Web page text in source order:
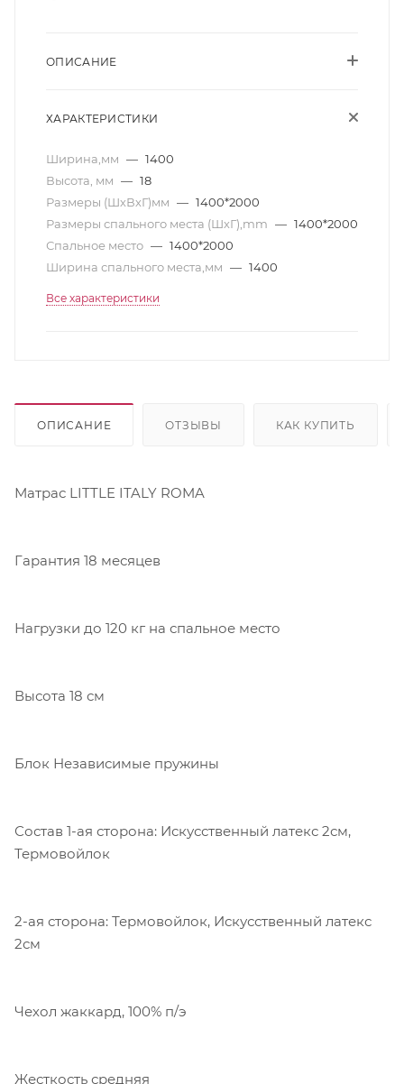
ОПИСАНИЕ
ХАРАКТЕРИСТИКИ
Ширина,мм — 1400
Высота, мм — 18
Размеры (ШхВхГ)мм — 1400*2000
Размеры спального места (ШхГ),mm — 1400*2000
Спальное место — 1400*2000
Ширина спального места,мм — 1400
Все характеристики
ОПИСАНИЕ ОТЗЫВЫ КАК КУПИТЬ
Матрас LITTLE ITALY ROMA
Гарантия 18 месяцев
Нагрузки до 120 кг на спальное место
Высота 18 см
Блок Независимые пружины
Состав 1-ая сторона: Искусственный латекс 2см,
Термовойлок
2-ая сторона: Термовойлок, Искусственный латекс
2см
Чехол жаккард, 100% п/э
Жесткость средняя